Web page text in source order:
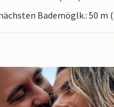
Bademöglk.: 50 m